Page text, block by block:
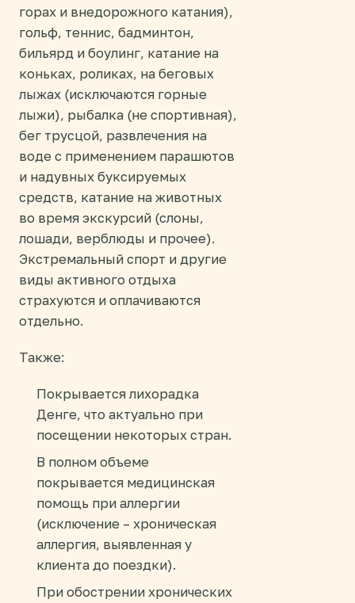
горах и внедорожного катания),
гольф, теннис, бадминтон,
бильярд и боулинг, катание на
коньках, роликах, на беговых
лыжах (исключаются горные
лыжи), рыбалка (не спортивная),
бег трусцой, развлечения на
воде с применением парашютов
и надувных буксируемых
средств, катание на животных
во время экскурсий (слоны,
лошади, верблюды и прочее).
Экстремальный спорт и другие
виды активного отдыха
страхуются и оплачиваются
отдельно.
Также:
Покрывается лихорадка
Денге, что актуально при
посещении некоторых стран.
В полном объеме
покрывается медицинская
помощь при аллергии
(исключение – хроническая
аллергия, выявленная у
клиента до поездки).
При обострении хронических